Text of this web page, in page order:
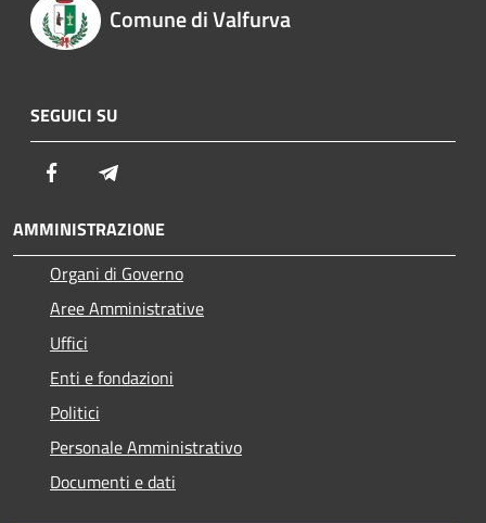
Comune di Valfurva
SEGUICI SU
Facebook
AMMINISTRAZIONE
Organi di Governo
Aree Amministrative
Uffici
Enti e fondazioni
Politici
Personale Amministrativo
Documenti e dati